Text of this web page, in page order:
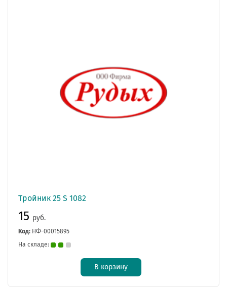
Тройник 25 S 1082
15 руб.
Код: НФ-00015895
На складе:
В корзину